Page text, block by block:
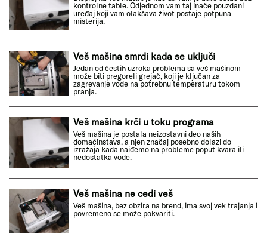
kontrolne table. Odjednom vam taj inače pouzdani
uređaj koji vam olakšava život postaje potpuna
misterija.
Veš mašina smrdi kada se uključi
Jedan od čestih uzroka problema sa veš mašinom
može biti pregoreli grejač, koji je ključan za
zagrevanje vode na potrebnu temperaturu tokom
pranja.
Veš mašina krči u toku programa
Veš mašina je postala neizostavni deo naših
domaćinstava, a njen značaj posebno dolazi do
izražaja kada naiđemo na probleme poput kvara ili
nedostatka vode.
Veš mašina ne cedi veš
Veš mašina, bez obzira na brend, ima svoj vek trajanja i
povremeno se može pokvariti.